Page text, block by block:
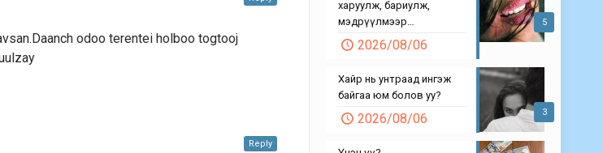
odoo terentei holboo togtooj
Reply
5
харуулж, бариулж,
мэдрүүлмээр…
2026/08/06
3
Хайр нь унтраад ингэж
байгаа юм болов уу?
2026/08/06